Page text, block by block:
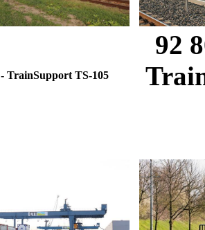
- TrainSupport TS-105
92